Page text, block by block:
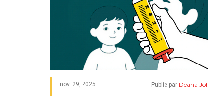
nov. 29, 2025 Publié par Deana